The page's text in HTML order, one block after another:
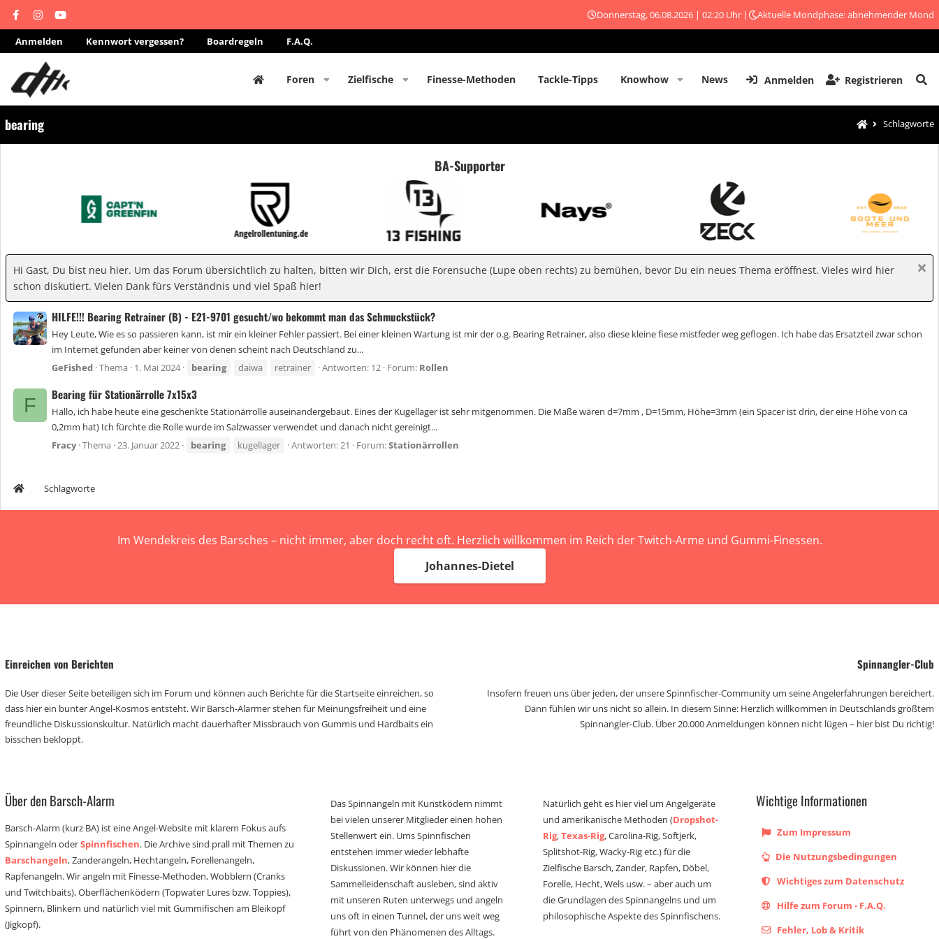
Donnerstag, 06.08.2026 | 02:20 Uhr | Aktuelle Mondphase: abnehmender Mond
Anmelden Kennwort vergessen? Boardregeln F.A.Q.
Foren Zielfische Finesse-Methoden Tackle-Tipps Knowhow News Anmelden Registrieren
bearing Schlagworte
BA-Supporter
Hi Gast, Du bist neu hier. Um das Forum übersichtlich zu halten, bitten wir Dich, erst die Forensuche (Lupe oben rechts) zu bemühen, bevor Du ein neues Thema eröffnest. Vieles wird hier
schon diskutiert. Vielen Dank fürs Verständnis und viel Spaß hier!
HILFE!!! Bearing Retrainer (B) - E21-9701 gesucht/wo bekommt man das Schmuckstück?
Hey Leute, Wie es so passieren kann, ist mir ein kleiner Fehler passiert. Bei einer kleinen Wartung ist mir der o.g. Bearing Retrainer, also diese kleine fiese mistfeder weg geflogen. Ich habe das Ersatzteil zwar schon
im Internet gefunden aber keiner von denen scheint nach Deutschland zu...
GeFished Thema 1. Mai 2024 bearing daiwa retrainer Antworten: 12 Forum: Rollen
F
Bearing für Stationärrolle 7x15x3
Hallo, ich habe heute eine geschenkte Stationärrolle auseinandergebaut. Eines der Kugellager ist sehr mitgenommen. Die Maße wären d=7mm , D=15mm, Höhe=3mm (ein Spacer ist drin, der eine Höhe von ca
0,2mm hat) Ich fürchte die Rolle wurde im Salzwasser verwendet und danach nicht gereinigt...
Fracy Thema 23. Januar 2022 bearing kugellager Antworten: 21 Forum:Stationärrollen
Schlagworte
Im Wendekreis des Barsches – nicht immer, aber doch recht oft. Herzlich willkommen im Reich der Twitch-Arme und Gummi-Finessen.
Johannes-Dietel
Einreichen von Berichten
Die User dieser Seite beteiligen sich im Forum und können auch Berichte für die Startseite einreichen, so
dass hier ein bunter Angel-Kosmos entsteht. Wir Barsch-Alarmer stehen für Meinungsfreiheit und eine
freundliche Diskussionskultur. Natürlich macht dauerhafter Missbrauch von Gummis und Hardbaits ein
bisschen bekloppt.
Spinnangler-Club
Insofern freuen uns über jeden, der unsere Spinnfischer-Community um seine Angelerfahrungen bereichert.
Dann fühlen wir uns nicht so allein. In diesem Sinne: Herzlich willkommen in Deutschlands größtem
Spinnangler-Club. Über 20.000 Anmeldungen können nicht lügen – hier bist Du richtig!
Über den Barsch-Alarm
Barsch-Alarm (kurz BA) ist eine Angel-Website mit klarem Fokus aufs
Spinnangeln oderSpinnfischen. Die Archive sind prall mit Themen zu
Barschangeln, Zanderangeln, Hechtangeln, Forellenangeln,
Rapfenangeln. Wir angeln mit Finesse-Methoden, Wobblern (Cranks
und Twitchbaits), Oberflächenködern (Topwater Lures bzw. Toppies),
Spinnern, Blinkern und natürlich viel mit Gummifischen am Bleikopf
(Jigkopf).
Das Spinnangeln mit Kunstködern nimmt
bei vielen unserer Mitglieder einen hohen
Stellenwert ein. Ums Spinnfischen
entstehen immer wieder lebhafte
Diskussionen. Wir können hier die
Sammelleidenschaft ausleben, sind aktiv
mit unseren Ruten unterwegs und angeln
uns oft in einen Tunnel, der uns weit weg
führt von den Phänomenen des Alltags.
Natürlich geht es hier viel um Angelgeräte
und amerikanische Methoden (Dropshot-
Rig,Texas-Rig, Carolina-Rig, Softjerk,
Splitshot-Rig, Wacky-Rig etc.) für die
Zielfische Barsch, Zander, Rapfen, Döbel,
Forelle, Hecht, Wels usw. – aber auch um
die Grundlagen des Spinnangelns und um
philosophische Aspekte des Spinnfischens.
Wichtige Informationen
Zum Impressum
Die Nutzungsbedingungen
Wichtiges zum Datenschutz
Hilfe zum Forum - F.A.Q.
Fehler, Lob & Kritik